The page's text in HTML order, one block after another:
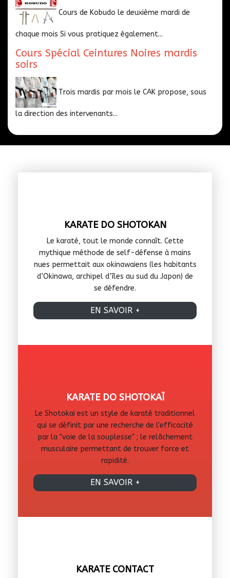
Cours de Kobudo le deuxième mardi de
chaque mois Si vous pratiquez également...
Cours Spécial Ceintures Noires mardis
soirs
Trois mardis par mois le CAK propose, sous
la direction des intervenants...
KARATE DO SHOTOKAN
Le karaté, tout le monde connaît. Cette
mythique méthode de self-défense à mains
nues permettait aux okinawaiens (les habitants
d’Okinawa, archipel d’îles au sud du Japon) de
se défendre.
EN SAVOIR +
KARATE DO SHOTOKAÏ
Le Shotokai est un style de karaté traditionnel
qui se définit par une recherche de l'efficacité
par la "voie de la souplesse" ; le relâchement
musculaire permettant de trouver force et
rapidité.
EN SAVOIR +
KARATE CONTACT